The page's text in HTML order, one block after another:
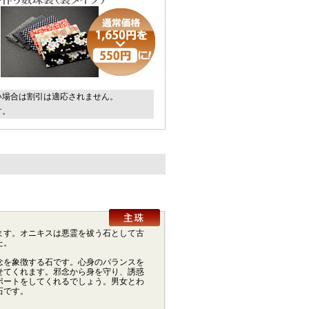
合は割引は適応されません。
。オニキスは悪霊を祓う石として古
象徴する石です。心身のバランスを
くれます。邪念から身を守り、誘惑
トをしてくれるでしょう。男女とわ
す。